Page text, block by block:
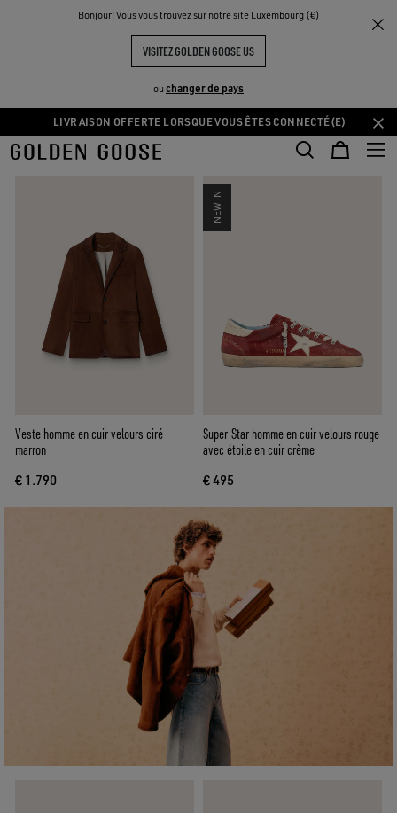
Bonjour! Vous vous trouvez sur notre site Luxembourg (€)
VISITEZ GOLDEN GOOSE US
ou changer de pays
Aller
au
Aller
au
LIVRAISON OFFERTE LORSQUE VOUS ÊTES CONNECTÉ(E)
THE
COMMUNITY
Collection Automne-Hiver
NOUVELLE COLLECTION HOMME
FILTRER ET TRIER
Veste homme en cuir velours ciré
marron
€ 1.790
NEW IN
Super-Star homme en cuir velours rouge
avec étoile en cuir crème
€ 495